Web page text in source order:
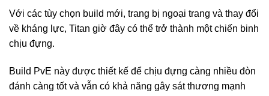
Với các tùy chọn build mới, trang bị ngoại trang và thay đổi
về kháng lực, Titan giờ đây có thể trở thành một chiến binh
chịu đựng.
Build PvE này được thiết kế để chịu đựng càng nhiều đòn
đánh càng tốt và vẫn có khả năng gây sát thương mạnh